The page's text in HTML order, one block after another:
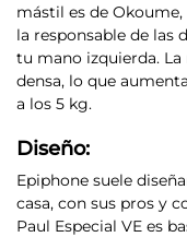
mástil es de
la responsable de las
tu mano izquierda.
densa, lo que
a los 5 kg.
Diseño:
Epiphone suele
casa, con sus pros y
Paul Especial VE es